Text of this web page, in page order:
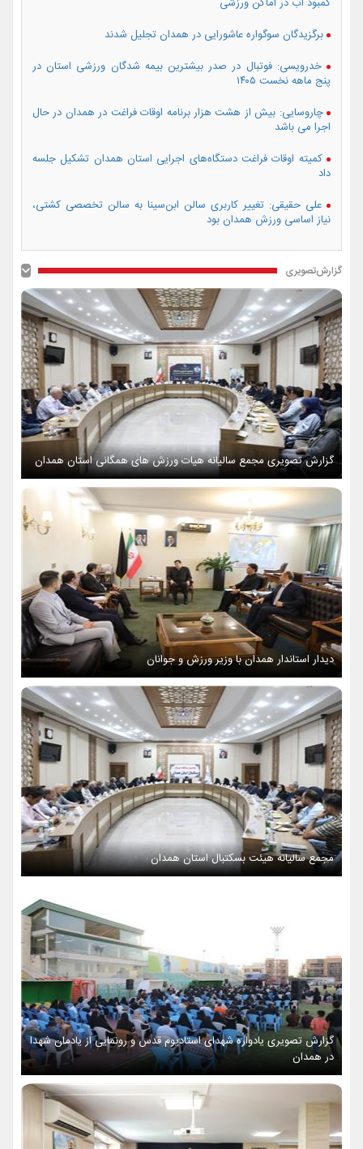
برگزیدگان سوگواره عاشورایی در همدان تجلیل شدند
خدرویسی: فوتبال در صدر بیشترین بیمه شدگان ورزشی استان در
پنج ماهه نخست ۱۴۰۵
چاروسایی: بیش از هشت هزار برنامه اوقات فراغت در همدان در حال
اجرا می باشد
کمیته اوقات فراغت دستگاه‌های اجرایی استان همدان تشکیل جلسه
داد
علی حقیقی: تغییر کاربری سالن ابن‌سینا به سالن تخصصی کشتی،
نیاز اساسی ورزش همدان بود
گزارش‌تصویری
گزارش تصویری مجمع سالیانه هیات ورزش های همگانی استان همدان
دیدار استاندار همدان با وزیر ورزش و جوانان
مجمع سالیانه هیئت بسکتبال استان همدان
گزارش تصویری یادواره شهدای استادیوم قدس و رونمایی از یادمان شهدا
در همدان